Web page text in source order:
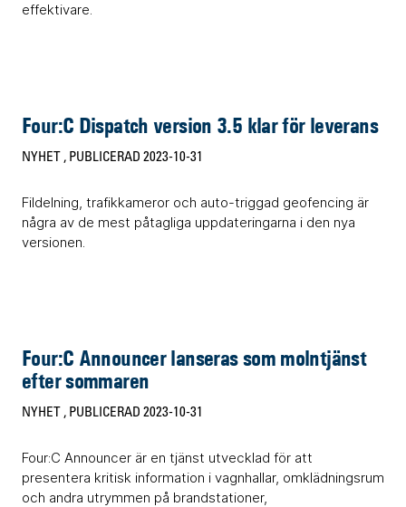
effektivare.
Four:C Dispatch version 3.5 klar för leverans
NYHET , PUBLICERAD 2023-10-31
Fildelning, trafikkameror och auto-triggad geofencing är
några av de mest påtagliga uppdateringarna i den nya
versionen.
Four:C Announcer lanseras som molntjänst
efter sommaren
NYHET , PUBLICERAD 2023-10-31
Four:C Announcer är en tjänst utvecklad för att
presentera kritisk information i vagnhallar, omklädningsrum
och andra utrymmen på brandstationer,